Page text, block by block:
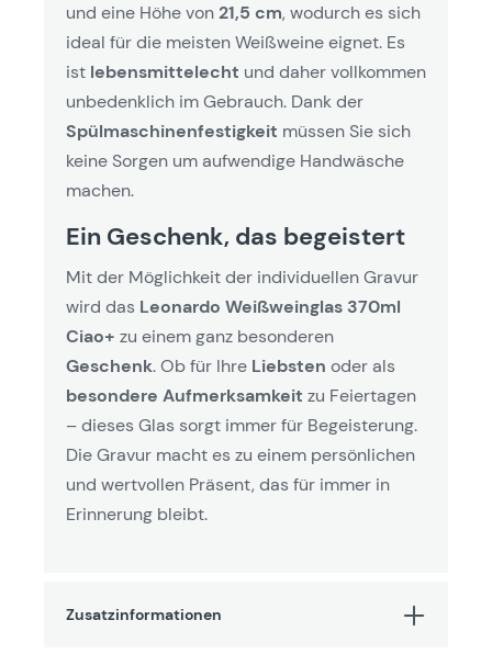
und eine Höhe von21,5 cm, wodurch es sich
ideal für die meisten Weißweine eignet. Es
ist lebensmittelecht und daher vollkommen
unbedenklich im Gebrauch. Dank der
Spülmaschinenfestigkeit müssen Sie sich
keine Sorgen um aufwendige Handwäsche
machen.
Ein Geschenk, das begeistert
Mit der Möglichkeit der individuellen Gravur
wird das Leonardo Weißweinglas 370ml
Ciao+ zu einem ganz besonderen
Geschenk. Ob für Ihre Liebsten oder als
besondere Aufmerksamkeit zu Feiertagen
– dieses Glas sorgt immer für Begeisterung.
Die Gravur macht es zu einem persönlichen
und wertvollen Präsent, das für immer in
Erinnerung bleibt.
Zusatzinformationen